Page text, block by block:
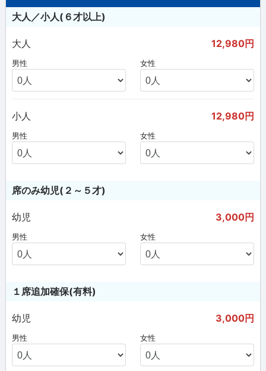
大人／小人(６才以上)
大人 12,980円
男性 女性
小人 12,980円
男性 女性
席のみ幼児(２～５才)
幼児 3,000円
男性 女性
１席追加確保(有料)
幼児 3,000円
男性 女性